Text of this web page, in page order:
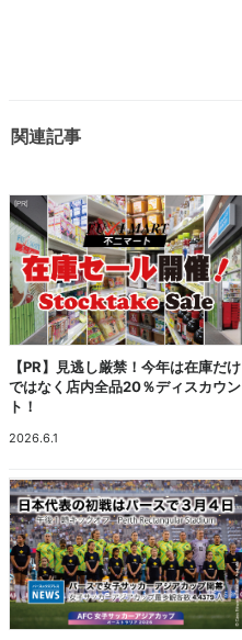
関連記事
【PR】見逃し厳禁！今年は在庫だけ
ではなく店内全品20％ディスカウン
ト！
2026.6.1